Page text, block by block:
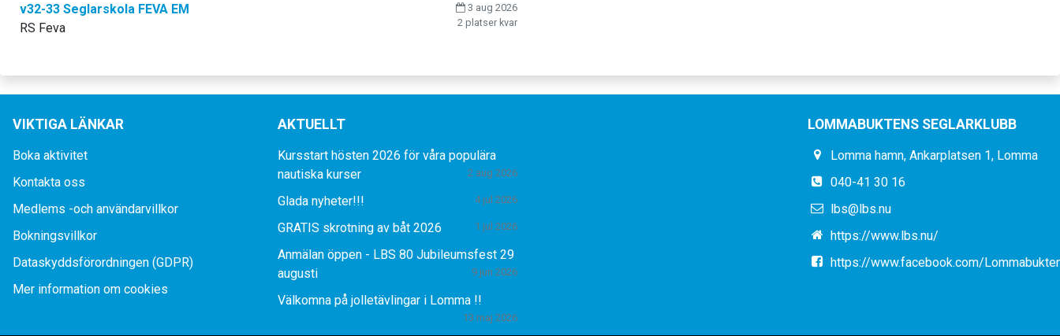
v32-33 Seglarskola FEVA EM
3 aug 2026
2 platser kvar
RS Feva
VIKTIGA LÄNKAR
Boka aktivitet
Kontakta oss
Medlems -och användarvillkor
Bokningsvillkor
Dataskyddsförordningen (GDPR)
Mer information om cookies
AKTUELLT
Kursstart hösten 2026 för våra populära
nautiska kurser
2 aug 2026
Glada nyheter!!! 4 jul 2026
GRATIS skrotning av båt 2026 1 jul 2026
Anmälan öppen - LBS 80 Jubileumsfest 29
augusti
9 jun 2026
Välkomna på jolletävlingar i Lomma !!
13 maj 2026
LOMMABUKTENS SEGLARKLUBB
Lomma hamn, Ankarplatsen 1, Lomma
040-41 30 16
lbs@lbs.nu
https://www.lbs.nu/
https://www.facebook.com/